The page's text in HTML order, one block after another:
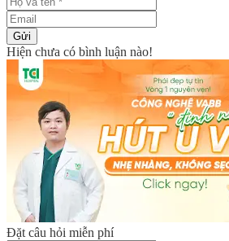
Gửi
Hiện chưa có bình luận nào!
Đặt câu hỏi miễn phí